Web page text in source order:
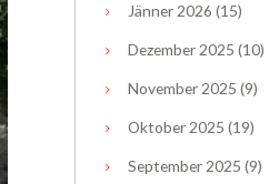
Jänner 2026 (15)
Dezember 2025 (10)
November 2025 (9)
Oktober 2025 (19)
September 2025 (9)